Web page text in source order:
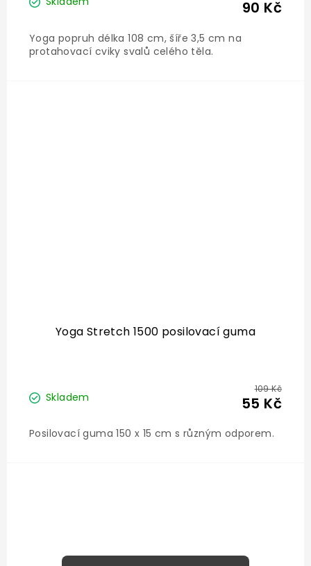
90 Kč
Yoga popruh délka 108 cm, šíře 3,5 cm na
protahovací cviky svalů celého těla.
Yoga Stretch 1500 posilovací guma
Skladem
109 Kč
55 Kč
Posilovací guma 150 x 15 cm s různým odporem.